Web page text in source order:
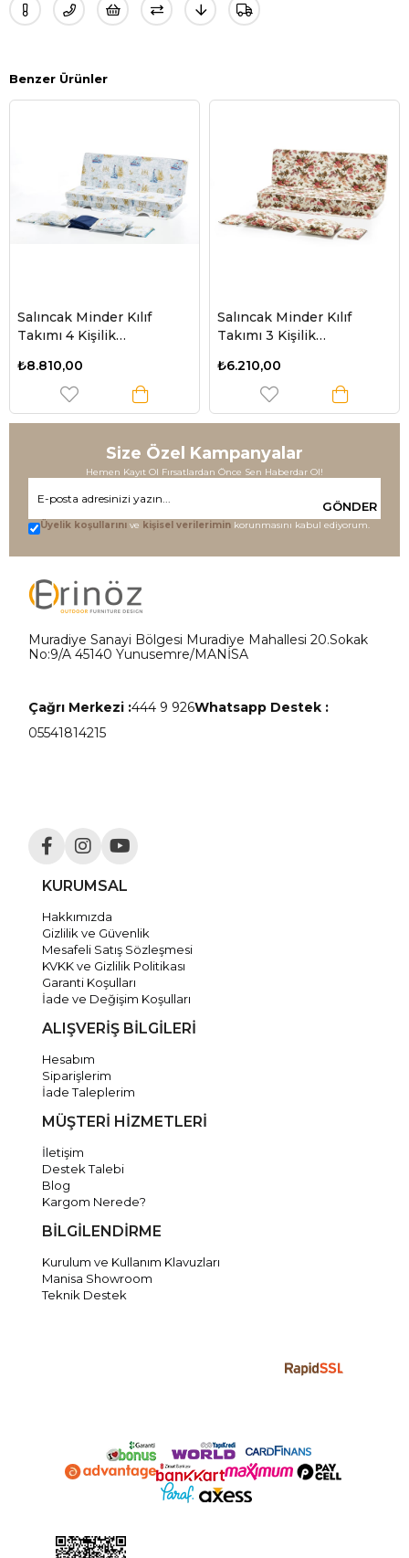
Benzer Ürünler
Salıncak Minder Kılıf
Takımı 4 Kişilik
Desen
₺8.810,00
Salıncak Minder Kılıf
Takımı 3 Kişilik
₺6.210,00
Size Özel Kampanyalar
Hemen Kayıt Ol Fırsatlardan Önce Sen Haberdar Ol!
GÖNDER
Üyelik koşullarını ve kişisel verilerimin korunmasını kabul ediyorum.
Muradiye Sanayi Bölgesi Muradiye Mahallesi 20.Sokak
No:9/A 45140 Yunusemre/MANİSA
Çağrı Merkezi :444 9 926Whatsapp Destek :
05541814215
KURUMSAL
Hakkımızda
Gizlilik ve Güvenlik
Mesafeli Satış Sözleşmesi
KVKK ve Gizlilik Politikası
Garanti Koşulları
İade ve Değişim Koşulları
ALIŞVERİŞ BİLGİLERİ
Hesabım
Siparişlerim
İade Taleplerim
MÜŞTERİ HİZMETLERİ
İletişim
Destek Talebi
Blog
Kargom Nerede?
BİLGİLENDİRME
Kurulum ve Kullanım Klavuzları
Manisa Showroom
Teknik Destek